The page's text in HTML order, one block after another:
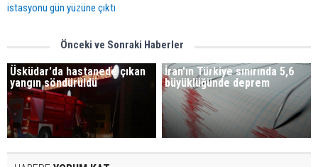
istasyonu gün yüzüne çıktı
Önceki ve Sonraki Haberler
Üsküdar'da hastanede çıkan
yangın söndürüldü
İran'ın Türkiye sınırında 5,6
büyüklüğünde deprem